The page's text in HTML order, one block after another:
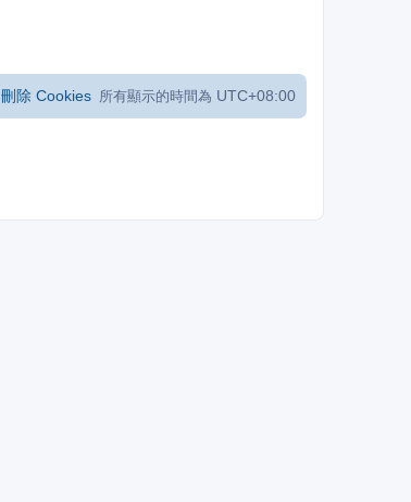
所有顯示的時間為 UTC+08:00
刪除 Cookies